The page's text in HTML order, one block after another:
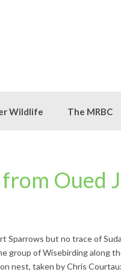
Wildlife The MRBC
Oued
Sparrows but no trace of
group of Wisebirding along
nest, taken by Chris